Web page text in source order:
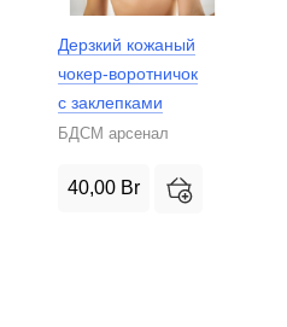
Дерзкий кожаный
чокер-воротничок
с заклепками
БДСМ арсенал
40,00 Br